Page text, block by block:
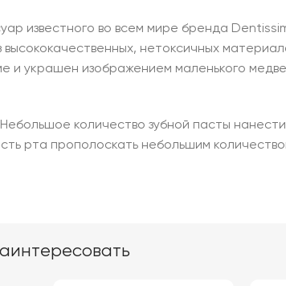
известного во всем мире бренда
высококачественных, нетоксичных
и украшен изображением маленького
Небольшое количество зубной пасты
рта прополоскать небольшим